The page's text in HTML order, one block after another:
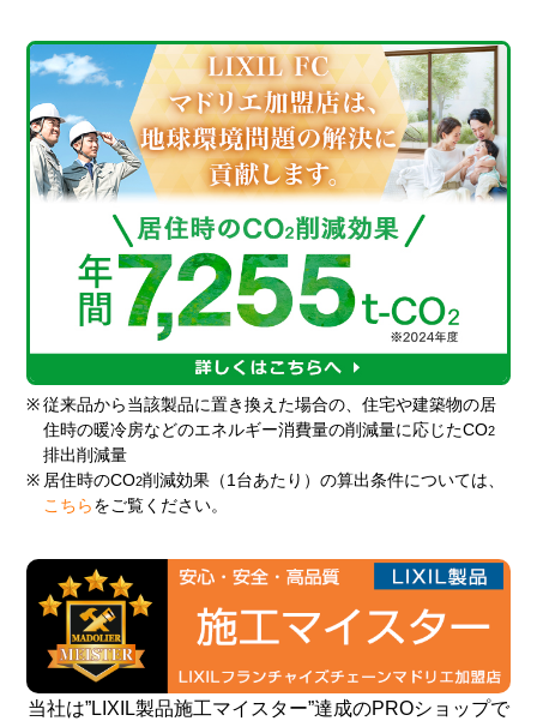
※ 従来品から当該製品に置き換えた場合の、住宅や建築物の居
住時の暖冷房などのエネルギー消費量の削減量に応じたCO2
排出削減量
※ 居住時のCO2削減効果（1台あたり）の算出条件については、
こちら をご覧ください。
当社は”LIXIL製品施工マイスター”達成のPROショップで